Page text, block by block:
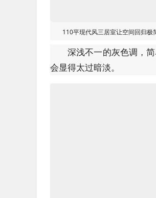
110平现代风三居室让空间回归极
深浅不一的灰色调，
会显得太过暗淡。